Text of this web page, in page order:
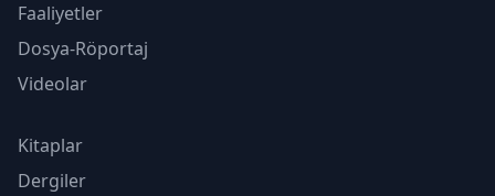
Faaliyetler
Dosya-Röportaj
Videolar
Kitaplar
Dergiler